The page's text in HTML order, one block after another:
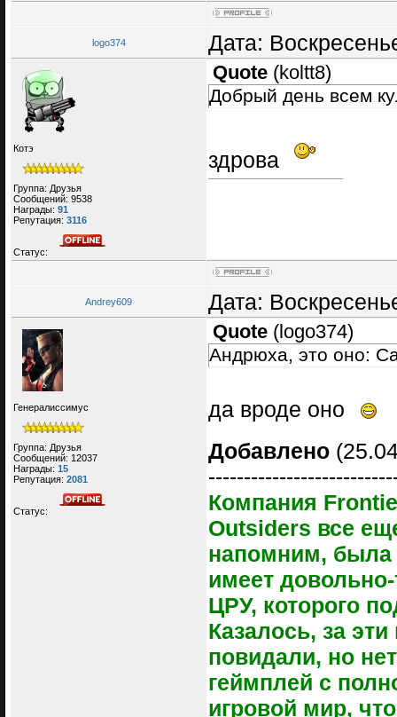
logo374 Дата:
Котэ
Группа: Друзья
Сообщений: 9538
Награды: 91
Репутация: 3116
Статус:
Quote (koltt8)
Добрый день всем
здрова
Andrey609 Дата:
Генералиссимус
Группа: Друзья
Сообщений: 12037
Награды: 15
Репутация: 2081
Статус:
Quote ( logo374)
Андрюха, это оно:
да вроде оно
Добавлено
Компания
Outsiders все
напомним, была
имеет
ЦРУ, которого
Казалось, за
повидали, но
геймплей с
игровой мир,